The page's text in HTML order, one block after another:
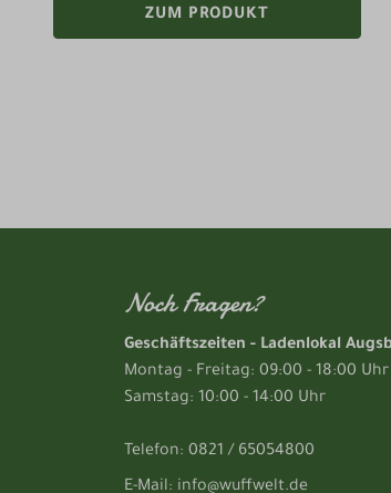
ZUM PRODUKT
Noch Fragen?
Geschäftszeiten - Ladenlokal
Montag - Freitag: 09:00 - 18:00 Uhr
Samstag: 10:00 - 14:00 Uhr
Telefon: 0821 / 65054800
E-Mail: info@wuffwelt.de